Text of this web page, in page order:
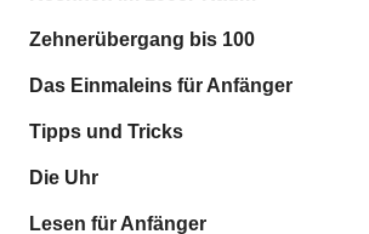
Zehnerübergang bis 100
Das Einmaleins für Anfänger
Tipps und Tricks
Die Uhr
Lesen für Anfänger